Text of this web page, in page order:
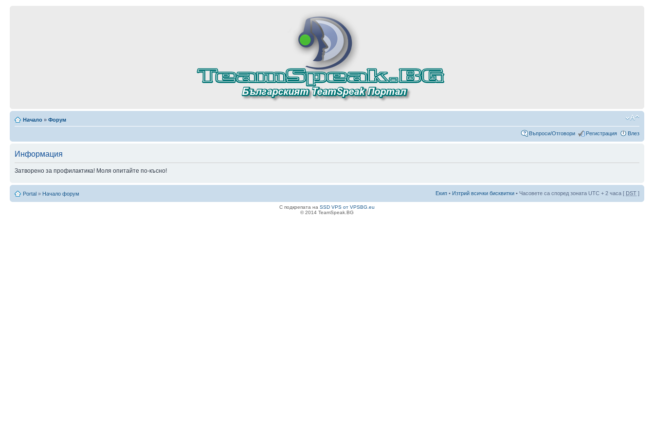
Начало » Форум
Въпроси/Отговори Регистрация Влез
Информация
Затворено за профилактика! Моля опитайте по-късно!
Portal » Начало форум Екип • Изтрий всички бисквитки • Часовете са според зоната UTC + 2 часа [ DST ]
С подкрепата на SSD VPS от VPSBG.eu
© 2014 TeamSpeak.BG